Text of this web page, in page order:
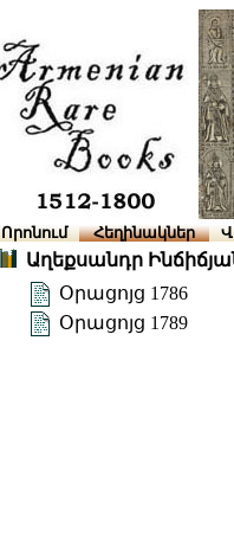
Որոնում Հեղինակներ
Աղեքսանդր
Օրացոյց 1786
Օրացոյց 1789